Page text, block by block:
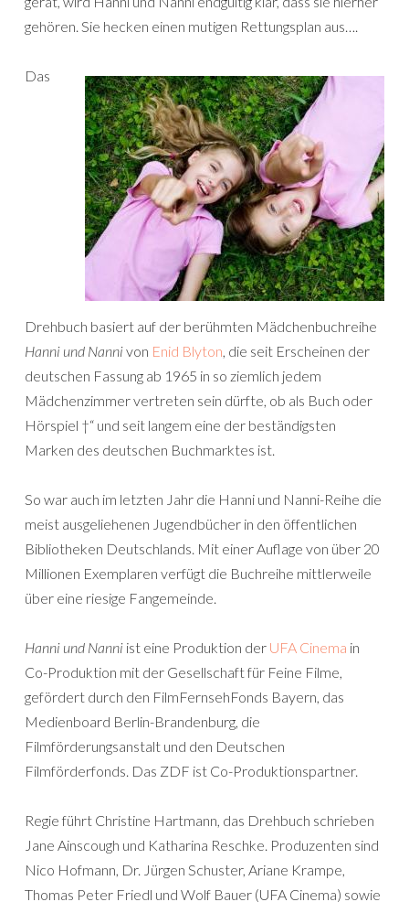
gehören. Sie hecken einen mutigen Rettungsplan aus….
Das
Drehbuch basiert auf der berühmten Mädchenbuchreihe
Hanni und Nannivon Enid Blyton, die seit Erscheinen der
deutschen Fassung ab 1965 in so ziemlich jedem
Mädchenzimmer vertreten sein dürfte, ob als Buch oder
Hörspiel †“ und seit langem eine der beständigsten
Marken des deutschen Buchmarktes ist.
So war auch im letzten Jahr die Hanni und Nanni-Reihe die
meist ausgeliehenen Jugendbücher in den öffentlichen
Bibliotheken Deutschlands. Mit einer Auflage von über 20
Millionen Exemplaren verfügt die Buchreihe mittlerweile
über eine riesige Fangemeinde.
Hanni und Nanni ist eine Produktion der UFA Cinema in
Co-Produktion mit der Gesellschaft für Feine Filme,
gefördert durch den FilmFernsehFonds Bayern, das
Medienboard Berlin-Brandenburg, die
Filmförderungsanstalt und den Deutschen
Filmförderfonds. Das ZDF ist Co-Produktionspartner.
Regie führt Christine Hartmann, das Drehbuch schrieben
Jane Ainscough und Katharina Reschke. Produzenten sind
Nico Hofmann, Dr. Jürgen Schuster, Ariane Krampe,
Thomas Peter Friedl und Wolf Bauer (UFA Cinema) sowie